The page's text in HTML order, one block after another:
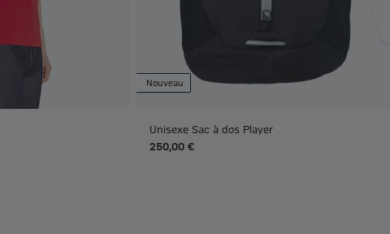
Nouveau
Unisexe Sac à dos Player
250,00 €